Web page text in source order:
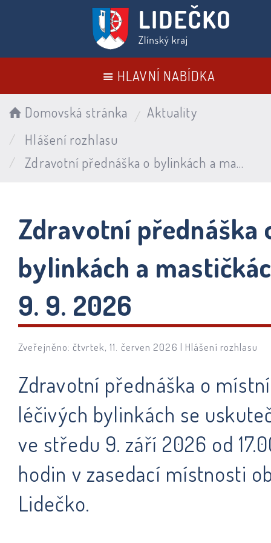
HLAVNÍ NABÍDKA
Domovská stránka
Aktuality
Hlášení rozhlasu
Zdravotní přednáška o bylinkách a mastičkách 9. 9. 2026
Zdravotní přednáška
bylinkách a
9. 9. 2026
Zveřejněno: čtvrtek, 11. červen 2026 | Hlášení rozhlasu
Zdravotní přednáška o
léčivých bylinkách se
ve středu 9. září 2026 od
hodin v zasedací místnosti
Lidečko.